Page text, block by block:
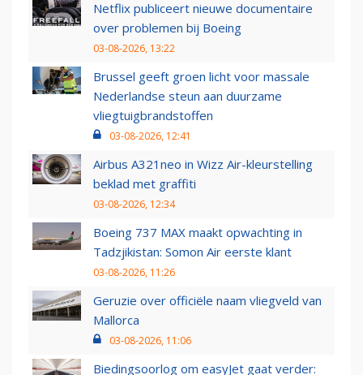
Netflix publiceert nieuwe documentaire
over problemen bij Boeing
03-08-2026, 13:22
Brussel geeft groen licht voor massale
Nederlandse steun aan duurzame
vliegtuigbrandstoffen
03-08-2026, 12:41
Airbus A321neo in Wizz Air-kleurstelling
beklad met graffiti
03-08-2026, 12:34
Boeing 737 MAX maakt opwachting in
Tadzjikistan: Somon Air eerste klant
03-08-2026, 11:26
Geruzie over officiële naam vliegveld van
Mallorca
03-08-2026, 11:06
Biedingsoorlog om easyJet gaat verder: